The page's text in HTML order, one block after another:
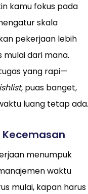
kamu fokus pada
skala
pekerjaan lebih
dari mana.
yang rapi—
, puas banget,
luang tetap ada.
menumpuk
waktu
mulai, kapan harus